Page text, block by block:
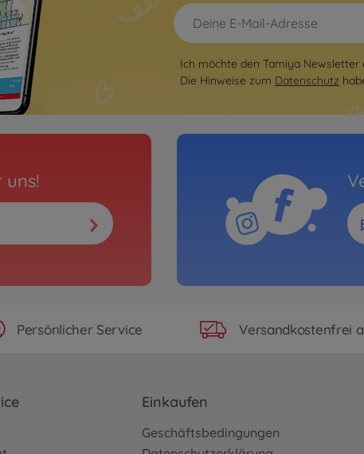
Ich möchte den Tamiya Newsletter
Die Hinweise zum Datenschutz
Persönlicher Service Versandkostenfrei
Einkaufen
Geschäftsbedingungen